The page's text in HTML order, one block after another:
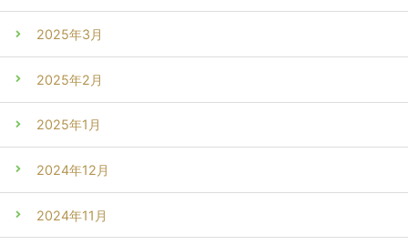
2025年3月
2025年2月
2025年1月
2024年12月
2024年11月